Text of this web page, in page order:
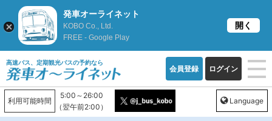
高速バス、定期観光バスの予約なら
会員登録 ログイン
利用可能時間
5:00～26:00
（翌午前2:00）
Language
発車オーライネット
KOBO Co., Ltd.
FREE - Google Play
開く